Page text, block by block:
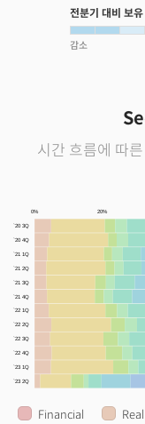
전분기 대비 보
시간 흐름에 따
0% 20%
`20 3Q
`20 4Q
`21 1Q
`21 2Q
`21 3Q
`21 4Q
`22 1Q
`22 2Q
`22 3Q
`22 4Q
`23 1Q
`23 2Q
Financial